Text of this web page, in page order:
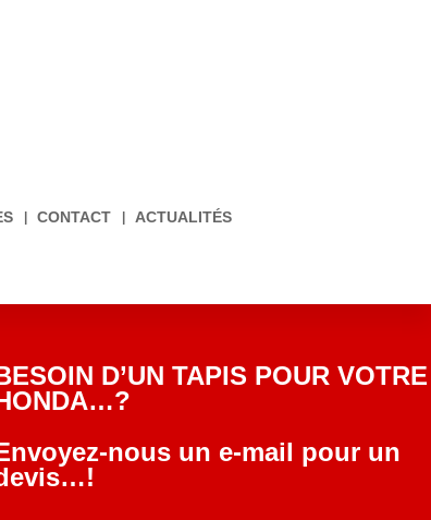
CONTACT ACTUALITÉS
D’UN TAPIS POUR VOTRE
nous un e-mail pour un